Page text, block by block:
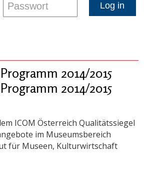
2014/2015
2014/2015
ICOM Österreich Qualitätssiegel
im Museumsbereich
für Museen, Kulturwirtschaft